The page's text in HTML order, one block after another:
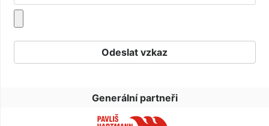
Generální partneři